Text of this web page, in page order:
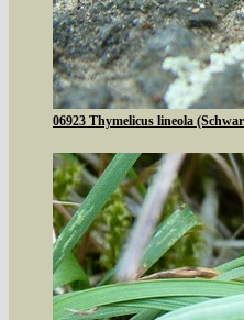
06923 Thymelicus lineola